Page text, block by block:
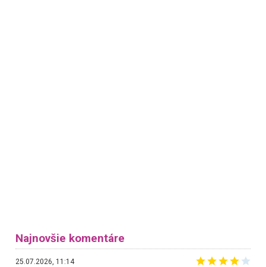
Najnovšie komentáre
25.07.2026, 11:14